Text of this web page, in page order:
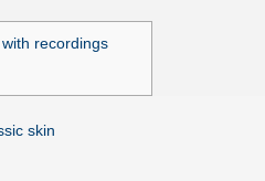
recordings
skin